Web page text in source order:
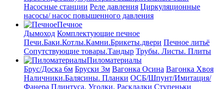
Насосные станции Реле давления Циркуляционные
насосы/ насос повышенного давления
Печное
Дымоход Комплектующие печное
Печи.Баки.Котлы.Камни.Брикеты.двери Печное литьё
Сопутствующие товары.Тандыр Трубы. Листы. Плиты
Пиломатериалы
Брус/Доска 6м Бруски 3м Вагонка Осина Вагонка Хвоя
Наличники.Балясины. Планки ОСБ/Шпунт/Имитация/
Фанера Плинтуса. Уголки. Раскладки Ступеньки